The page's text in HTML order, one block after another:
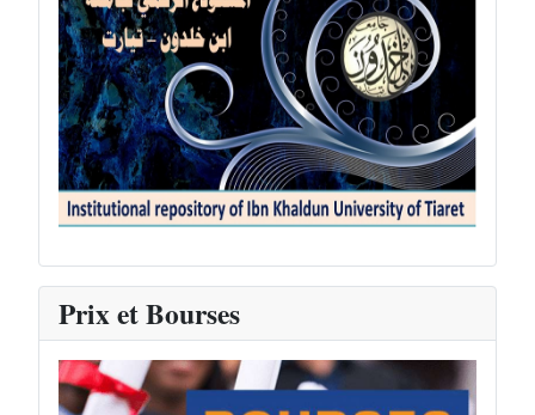
Prix et Bourses